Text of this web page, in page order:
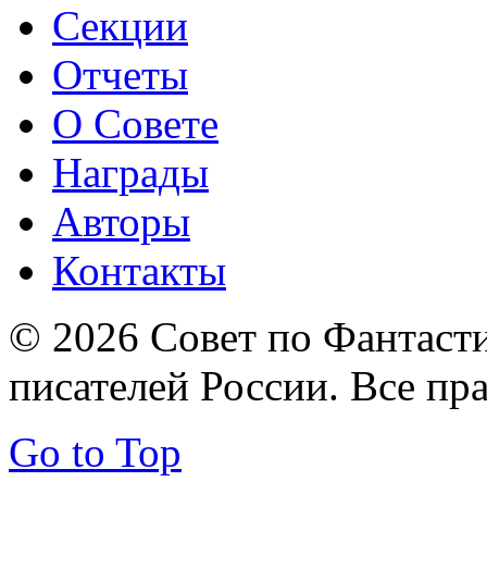
Секции
Отчеты
О Совете
Награды
Авторы
Контакты
© 2026 Совет по
писателей России. Все
Go to Top